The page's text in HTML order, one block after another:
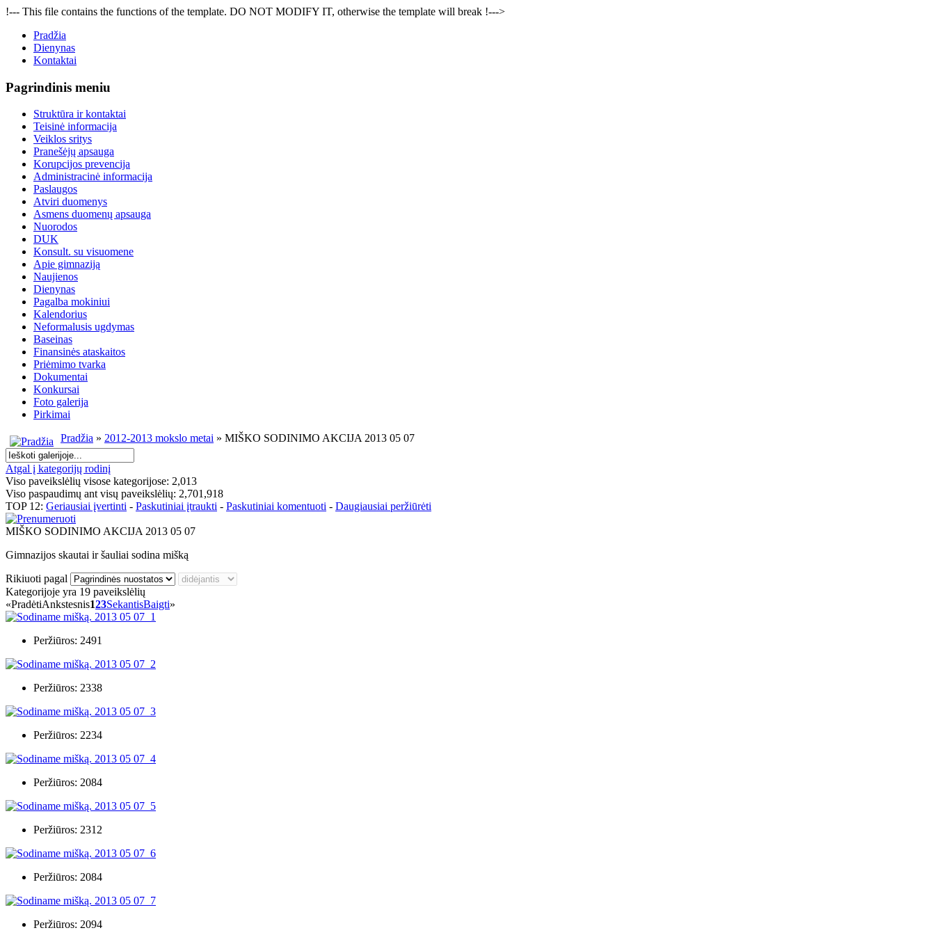
!--- This file contains the functions of the template. DO NOT MODIFY IT, otherwise the template will break !--->
Pradžia
Dienynas
Kontaktai
Pagrindinis meniu
Struktūra ir kontaktai
Teisinė informacija
Veiklos sritys
Pranešėjų apsauga
Korupcijos prevencija
Administracinė informacija
Paslaugos
Atviri duomenys
Asmens duomenų apsauga
Nuorodos
DUK
Konsult. su visuomene
Apie gimnaziją
Naujienos
Dienynas
Pagalba mokiniui
Kalendorius
Neformalusis ugdymas
Baseinas
Finansinės ataskaitos
Priėmimo tvarka
Dokumentai
Konkursai
Foto galerija
Pirkimai
Pradžia » 2012-2013 mokslo metai » MIŠKO SODINIMO AKCIJA 2013 05 07
Atgal į kategorijų rodinį
Viso paveikslėlių visose kategorijose: 2,013
Viso paspaudimų ant visų paveikslėlių: 2,701,918
TOP 12: Geriausiai įvertinti - Paskutiniai įtraukti - Paskutiniai komentuoti - Daugiausiai peržiūrėti
MIŠKO SODINIMO AKCIJA 2013 05 07
Gimnazijos skautai ir šauliai sodina mišką
Rikiuoti pagal
Kategorijoje yra 19 paveikslėlių
«PradėtiAnkstesnis123SekantisBaigti»
Peržiūros: 2491
Peržiūros: 2338
Peržiūros: 2234
Peržiūros: 2084
Peržiūros: 2312
Peržiūros: 2084
Peržiūros: 2094